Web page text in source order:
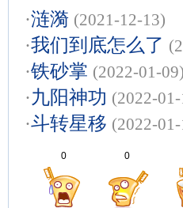
·涟漪 (2021-12-13)
·我们到底怎么了
·铁砂掌 (2022-01-09)
·九阳神功 (2022-
·斗转星移 (2022-
0 0